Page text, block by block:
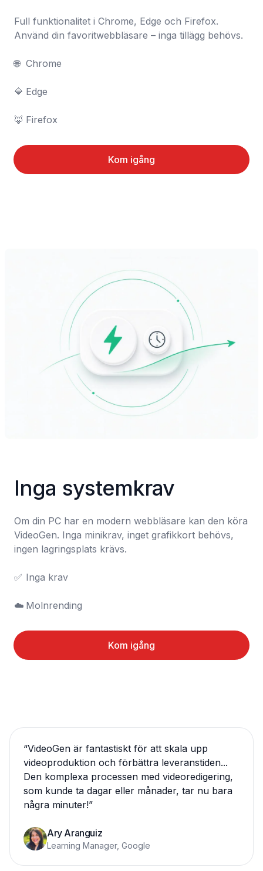
Full funktionalitet i Chrome, Edge och Firefox.
Använd din favoritwebbläsare – inga tillägg behövs.
🌐	Chrome
🔷	Edge
🦊	Firefox
Kom igång
Inga systemkrav
Om din PC har en modern webbläsare kan den köra
VideoGen. Inga minikrav, inget grafikkort behövs,
ingen lagringsplats krävs.
✅	Inga krav
☁️	Molnrending
Kom igång
“VideoGen är fantastiskt för att skala upp
videoproduktion och förbättra leveranstiden...
Den komplexa processen med videoredigering,
som kunde ta dagar eller månader, tar nu bara
några minuter!”
Ary Aranguiz
Learning Manager, Google